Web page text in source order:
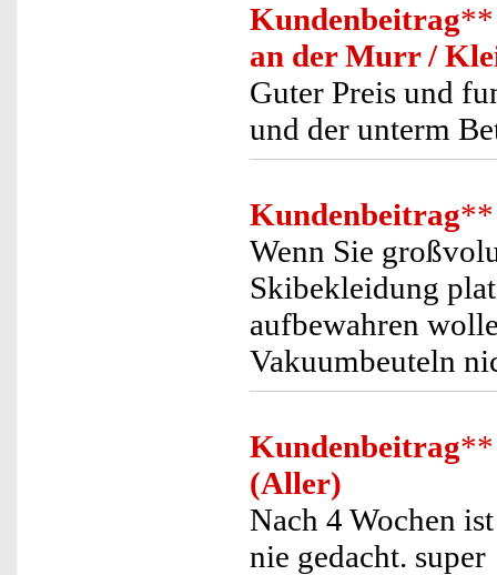
Kundenbeitrag**
an der Murr /
Guter Preis und
und der unterm
Kundenbeitrag**
Wenn Sie
Skibekleidung
aufbewahren
Vakuumbeuteln
Kundenbeitrag**
(Aller)
Nach 4 Wochen
nie gedacht. super